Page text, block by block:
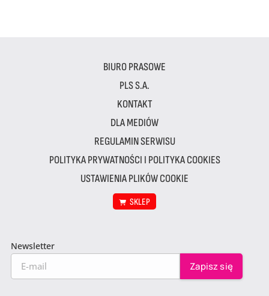
BIURO PRASOWE
PLS S.A.
KONTAKT
DLA MEDIÓW
REGULAMIN SERWISU
POLITYKA PRYWATNOŚCI I POLITYKA COOKIES
USTAWIENIA PLIKÓW COOKIE
SKLEP
Newsletter